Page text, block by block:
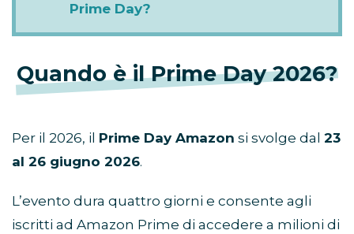
Prime Day?
Quando è il Prime Day 2026?
Per il 2026, il Prime Day Amazon si svolge dal 23
al 26 giugno 2026.
L’evento dura quattro giorni e consente agli
iscritti ad Amazon Prime di accedere a milioni di